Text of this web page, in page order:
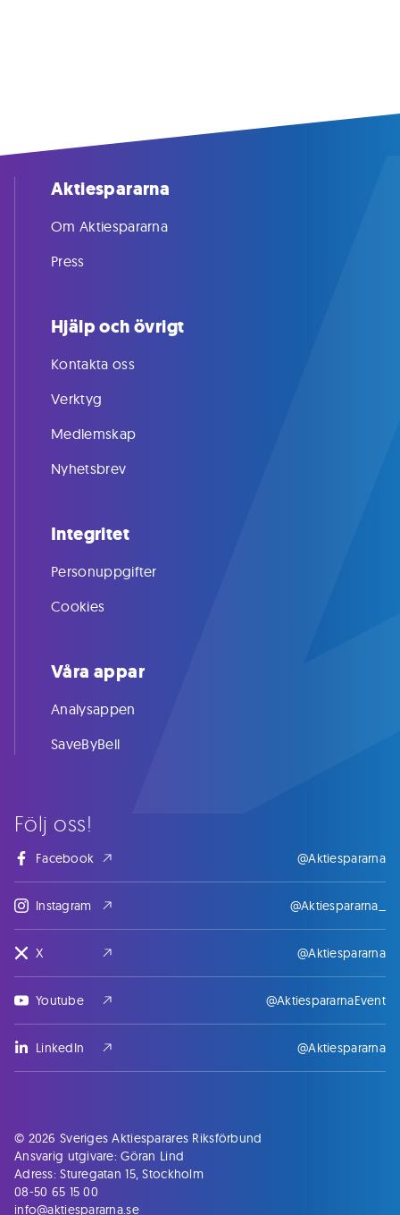
Följ oss!
Facebook @Aktiespararna
Instagram @Aktiespararna_
X @Aktiespararna
Youtube @AktiespararnaEvent
LinkedIn @Aktiespararna
Aktiespararna
Om Aktiespararna
Press
Hjälp och övrigt
Kontakta oss
Verktyg
Medlemskap
Nyhetsbrev
Integritet
Personuppgifter
Cookies
Våra appar
Analysappen
SaveByBell
© 2026 Sveriges Aktiesparares Riksförbund
Ansvarig utgivare: Göran Lind
Adress: Sturegatan 15, Stockholm
08-50 65 15 00
info@aktiespararna.se